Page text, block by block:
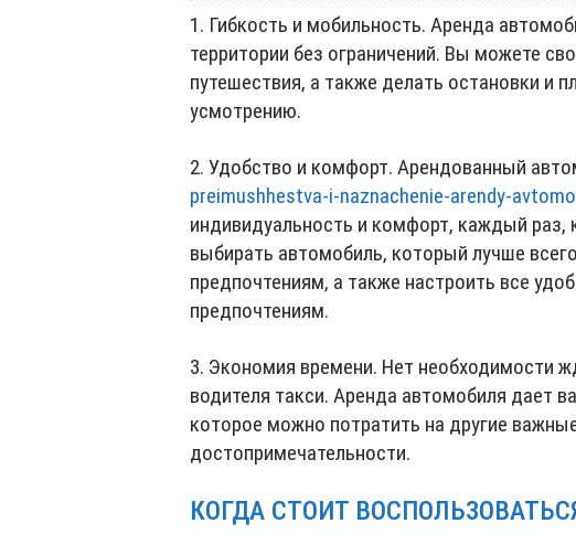
1. Гибкость и мобильность. Аренда
территории без ограничений. Вы можете
путешествия, а также делать остановки и
усмотрению.
2. Удобство и комфорт. Арендованный
preimushhestva-i-naznachenie-arendy-
индивидуальность и комфорт, каждый раз,
выбирать автомобиль, который лучше
предпочтениям, а также настроить все
предпочтениям.
3. Экономия времени. Нет необходимости
водителя такси. Аренда автомобиля дает
которое можно потратить на другие
достопримечательности.
КОГДА СТОИТ